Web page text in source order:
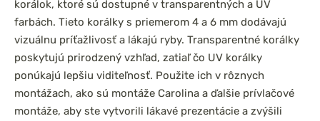
korálok, ktoré sú dostupné v transparentných a UV
farbách. Tieto korálky s priemerom 4 a 6 mm dodávajú
vizuálnu príťažlivosť a lákajú ryby. Transparentné korálky
poskytujú prirodzený vzhľad, zatiaľ čo UV korálky
ponúkajú lepšiu viditeľnosť. Použite ich v rôznych
montážach, ako sú montáže Carolina a ďalšie prívlačové
montáže, aby ste vytvorili lákavé prezentácie a zvýšili